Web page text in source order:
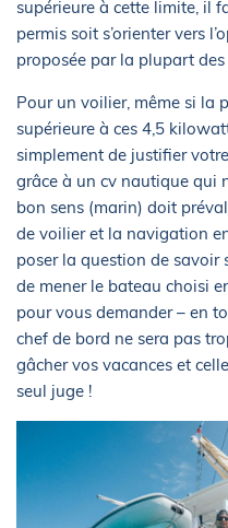
supérieure à cette limite, il
permis soit s’orienter vers
proposée par la plupart des
Pour un voilier, même si la
supérieure à ces 4,5
simplement de justifier
grâce à un cv nautique qui
bon sens (marin) doit
de voilier et la navigation
poser la question de savoir
de mener le bateau choisi
pour vous demander – en
chef de bord ne sera pas
gâcher vos vacances et
seul juge !